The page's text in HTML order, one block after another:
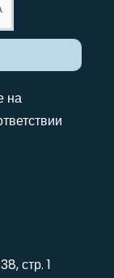
на
стр. 1